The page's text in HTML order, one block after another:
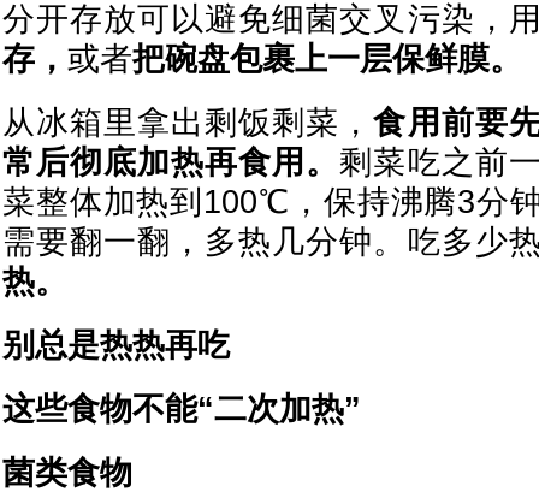
分开存放可以避免细菌交叉污染，
存， 或者把碗盘包裹上一层保鲜膜。
从冰箱里拿出剩饭剩菜，食用前要
常后彻底加热再食用。剩菜吃之前
菜整体加热到100℃，保持沸腾3分
需要翻一翻，多热几分钟。吃多少
热。
别总是热热再吃
这些食物不能“二次加热”
菌类食物